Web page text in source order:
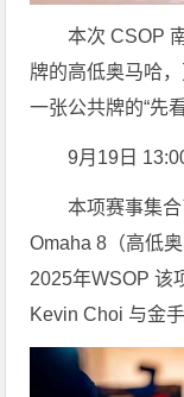
本次 CSOP
牌的高低奥马哈
一张公共牌的“先
9月19日
本项赛事集
Omaha 8（高低
2025年WSOP 该
Kevin Choi 与金